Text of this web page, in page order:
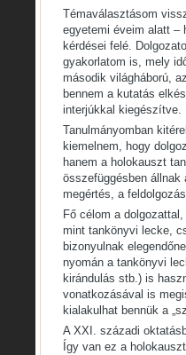
Témaválasztásom
egyetemi éveim alatt –
kérdései felé.
gyakorlatom is, mely
második világháború,
bennem a kutatás
interjúkkal kiegészítve.
Tanulmányomban
kiemelnem, hogy
hanem a holokauszt
összefüggésben
megértés, a
Fő célom a
mint tankönyvi lecke,
bizonyulnak
nyomán a tankönyvi
kirándulás stb.) is
vonatkozásával is
kialakulhat bennük a
A XXI. századi
Így van ez a